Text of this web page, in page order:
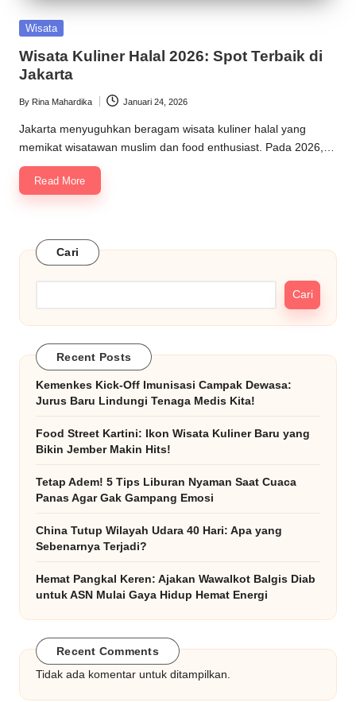
Posted
Wisata
Wisata Kuliner Halal 2026: Spot Terbaik di
Jakarta
Posted
by
By Rina Mahardika Januari 24, 2026
Jakarta menyuguhkan beragam wisata kuliner halal yang
memikat wisatawan muslim dan food enthusiast. Pada 2026,…
Read More
Cari
Cari
Recent Posts
Kemenkes Kick-Off Imunisasi Campak Dewasa:
Jurus Baru Lindungi Tenaga Medis Kita!
Food Street Kartini: Ikon Wisata Kuliner Baru yang
Bikin Jember Makin Hits!
Tetap Adem! 5 Tips Liburan Nyaman Saat Cuaca
Panas Agar Gak Gampang Emosi
China Tutup Wilayah Udara 40 Hari: Apa yang
Sebenarnya Terjadi?
Hemat Pangkal Keren: Ajakan Wawalkot Balgis Diab
untuk ASN Mulai Gaya Hidup Hemat Energi
Recent Comments
Tidak ada komentar untuk ditampilkan.